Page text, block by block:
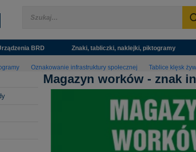
BRD Znaki, tabliczki, naklejki, piktogramy
Oznakowanie infrastruktury społecznej Tablice klęsk
Magazyn worków - znak